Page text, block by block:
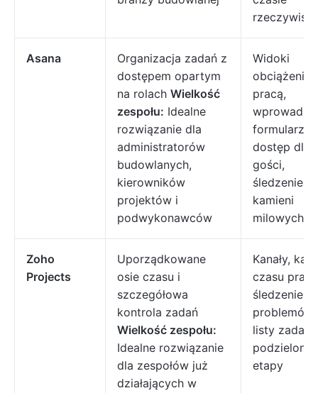
Asana
Organizacja zadań z
dostępem opartym
na rolach Wielkość
zespołu: Idealne
rozwiązanie dla
administratorów
budowlanych,
kierowników
projektów i
podwykonawców
Widoki
obciążenia
pracą,
formularzy,
dostęp dla
gości,
śledzenie
kamieni
milowych
Zoho
Projects
Uporządkowane
osie czasu i
szczegółowa
kontrola zadań
Wielkość zespołu:
Idealne rozwiązanie
dla zespołów już
działających w
Kanały,
czasu
śledzenie
problemów,
listy zadań
podzielone
etapy